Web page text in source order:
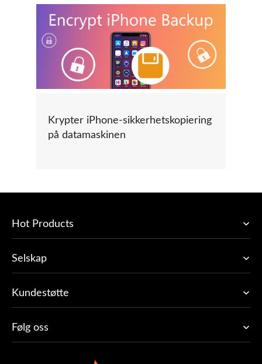
Krypter iPhone-sikkerhetskopiering
på datamaskinen
Hot Products
Selskap
Kundestøtte
Følg oss